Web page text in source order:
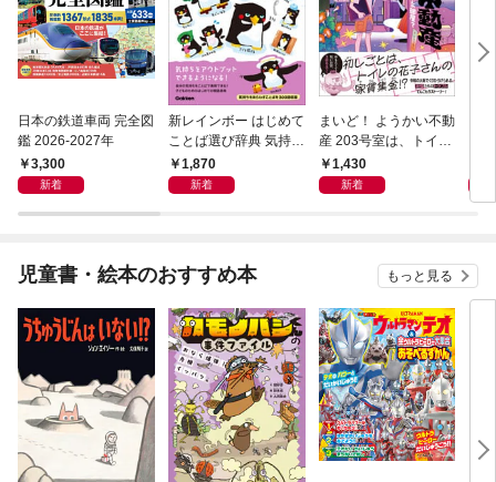
日本の鉄道車両 完全図
鑑 2026-2027年
3,300
新着
新レインボー はじめて
ことば選び辞典 気持ち
のことば
1,870
新着
まいど！ ようかい不動
産 203号室は、トイレ
の花子さんの部屋？
1,430
新着
児童書・絵本のおすすめ本 もっと見る